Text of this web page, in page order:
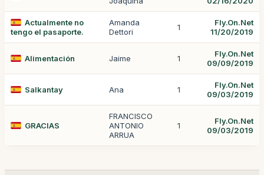
Actualmente no
tengo el pasaporte.
Amanda
Dettori
1
Fly.On.Net
11/20/2019
Alimentación Jaime 1
Fly.On.Net
09/09/2019
Salkantay Ana 1
Fly.On.Net
09/03/2019
GRACIAS
FRANCISCO
ANTONIO
ARRUA
1
Fly.On.Net
09/03/2019